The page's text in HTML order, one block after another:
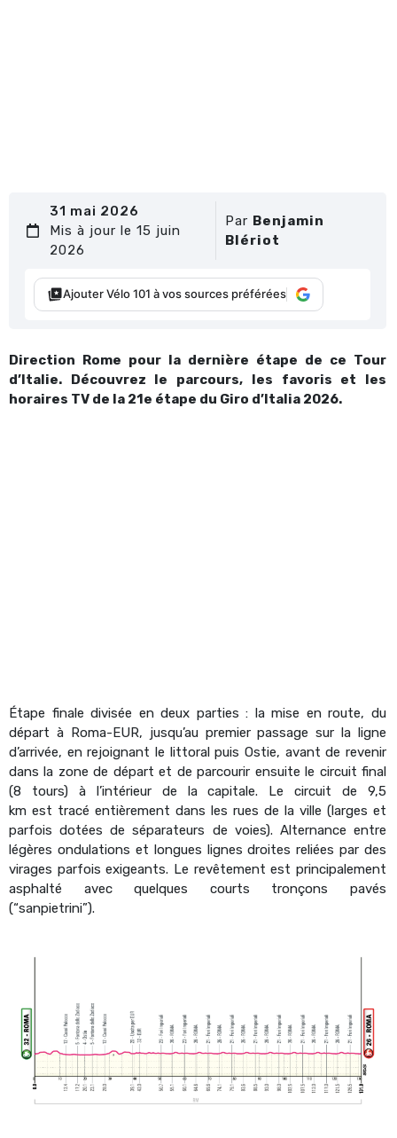
31 mai 2026
Mis à jour le 15 juin
2026
Par Benjamin
Blériot
Ajouter Vélo 101 à vos sources préférées
Direction Rome pour la dernière étape de ce Tour
d’Italie. Découvrez le parcours, les favoris et les
horaires TV de la 21e étape du Giro d’Italia 2026.
Étape finale divisée en deux parties : la mise en route, du
départ à Roma-EUR, jusqu’au premier passage sur la ligne
d’arrivée, en rejoignant le littoral puis Ostie, avant de revenir
dans la zone de départ et de parcourir ensuite le circuit final
(8 tours) à l’intérieur de la capitale. Le circuit de 9,5
km est tracé entièrement dans les rues de la ville (larges et
parfois dotées de séparateurs de voies). Alternance entre
légères ondulations et longues lignes droites reliées par des
virages parfois exigeants. Le revêtement est principalement
asphalté avec quelques courts tronçons pavés
(“sanpietrini”).